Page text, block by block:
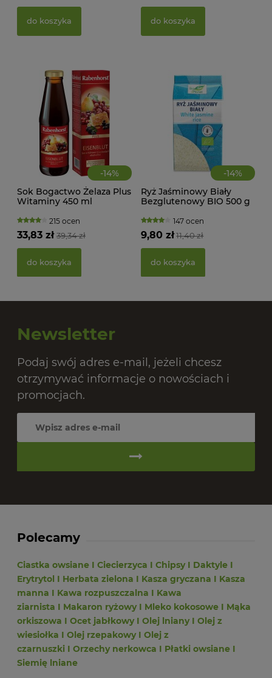
do koszyka do koszyka
-14%
Sok Bogactwo Żelaza Plus
Witaminy 450 ml
215 ocen
39,34 zł
33,83 zł
do koszyka
-14%
Ryż Jaśminowy Biały
Bezglutenowy BIO 500 g
147 ocen
11,40 zł
9,80 zł
do koszyka
Newsletter
Podaj swój adres e-mail, jeżeli chcesz
otrzymywać informacje o nowościach i
promocjach.
Polecamy
Ciastka owsiane I Ciecierzyca I ChipsyI Daktyle I
Erytrytol I Herbata zielona I Kasza gryczana I Kasza
manna I Kawa rozpuszczalna I Kawa
ziarnista I Makaron ryżowyI Mleko kokosowe I Mąka
orkiszowa I Ocet jabłkowyI Olej lnianyI Olej z
wiesiołka I Olej rzepakowyI Olej z
czarnuszki I Orzechy nerkowca I Płatki owsiane I
Siemię lniane